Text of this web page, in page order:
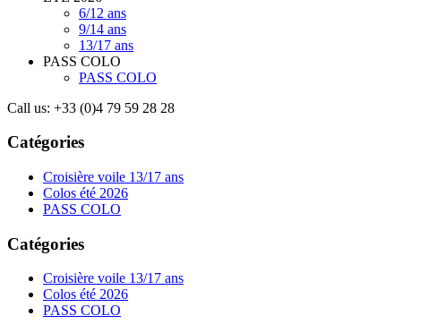
6/12 ans
9/14 ans
13/17 ans
PASS COLO
PASS COLO
Call us: +33 (0)4 79 59 28 28
Catégories
Croisière voile 13/17 ans
Colos été 2026
PASS COLO
Catégories
Croisière voile 13/17 ans
Colos été 2026
PASS COLO